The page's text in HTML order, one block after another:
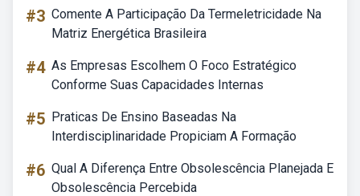
#3 Comente A Participação Da Termeletricidade Na
Matriz Energética Brasileira
#4 As Empresas Escolhem O Foco Estratégico
Conforme Suas Capacidades Internas
#5 Praticas De Ensino Baseadas Na
Interdisciplinaridade Propiciam A Formação
#6 Qual A Diferença Entre Obsolescência Planejada E
Obsolescência Percebida